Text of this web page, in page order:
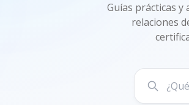
Guías prácticas
relaciones